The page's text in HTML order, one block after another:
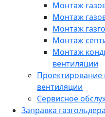
Монтаж
Монтаж
Монтаж
Монтаж
Монтаж
вентиляции
вентиляции
Сервисное
Заправка газгольдера